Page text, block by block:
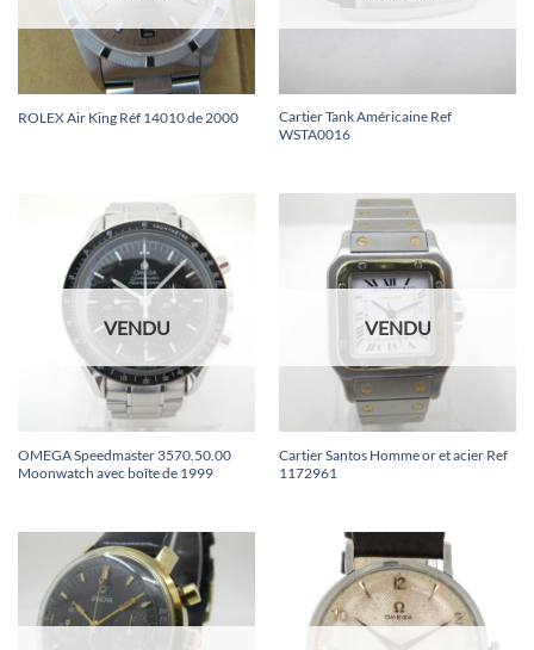
ROLEX Air King Réf 14010 de 2000
Cartier Tank Américaine Ref
WSTA0016
VENDU
OMEGA Speedmaster 3570.50.00
Moonwatch avec boîte de 1999
VENDU
Cartier Santos Homme or et acier Ref
1172961